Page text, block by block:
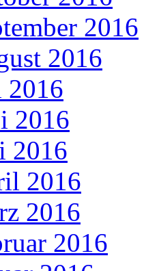
2016
2016
2016
2016
2016
2016
2016
2016